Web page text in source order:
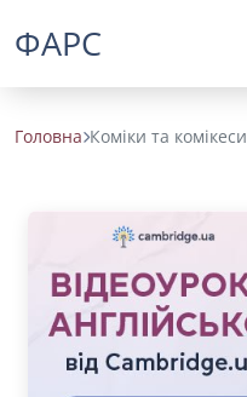
ФАРС
Головна Коміки та комікеси